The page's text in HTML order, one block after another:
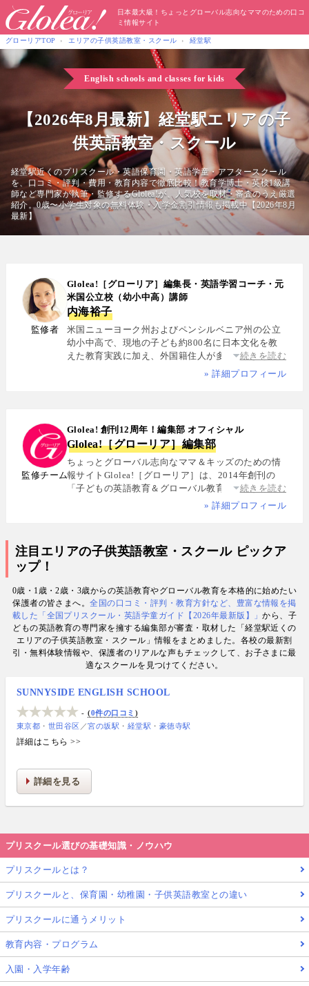
日本最大級！ちょっとグローバル志向なママのための口コ
ミ情報サイト
グローリアTOP エリアの子供英語教室・スクール 経堂駅
English schools and classes for kids
【2026年8月最新】経堂駅エリアの子
供英語教室・スクール
経堂駅近くのプリスクール・英語保育園・英語学童・アフタースクール
を、口コミ・評判・費用・教育内容で徹底比較！教育学博士・英検1級講
師など専門家が執筆・監修するGlolea!が、人気校を取材・審査のうえ厳選
紹介。0歳〜小学生対象の無料体験・入学金割引情報も掲載中【2026年8月
最新】
監修者
Glolea!［グローリア］編集長・英語学習コーチ・元
米国公立校（幼小中高）講師
内海裕子
米国ニューヨーク州およびペンシルベニア州の公立
幼小中高で、現地の子ども約800名に日本文化を教
えた教育実践に加え、外国籍住人が多数を占める多
国籍シェアハウスで約5年間生活し、リアルな多文化
スペイン語・中国語・日本語の4言語を駆使し、世界
中の女性や母親と対話・取材を継続. 親子留学、バイ
リンガル育児、おうち英語、子どもオンライン英会
話に関する実体験に基づく信頼性の高い情報を発信
している. 著書に『子育てツイッター入門』ほか、日
経、AERA、NewsPicksなどでの寄稿・監修実績多数
続きを読む
» 詳細プロフィール
監修チーム
Glolea! 創刊12周年！編集部 オフィシャル
Glolea!［グローリア］編集部
ちょっとグローバル志向なママ＆キッズのための情
報サイトGlolea!［グローリア］は、2014年創刊の
「子どもの英語教育＆グローバル教育」に特化した
専門メディア. 英語にはじめて触れるお子様から帰国
800名にグローバル教育を実践した英語学習コーチ.
で子育て中のワーキングママなど多様な専門家が多
数. 日経・AERA with kids・AERA・NewsPicks等の
情報提供・寄稿・監修実績も豊富な“世界と子どもの
未来をつなぐ情報ハブ”です。
続きを読む
» 詳細プロフィール
注目エリアの子供英語教室・スクール ピックア
ップ！
0歳・1歳・2歳・3歳からの英語教育やグローバル教育を本格的に始めたい
保護者の皆さまへ。全国の口コミ・評判・教育方針など、豊富な情報を掲
載した「全国プリスクール・英語学童ガイド【2026年最新版】」から、子
どもの英語教育の専門家を擁する編集部が審査・取材した「経堂駅近くの
エリアの子供英語教室・スクール」情報をまとめました。各校の最新割
引・無料体験情報や、保護者のリアルな声もチェックして、お子さまに最
適なスクールを見つけてください。
SUNNYSIDE ENGLISH SCHOOL
-
0件の口コミ
東京都
世田谷区 ／宮の坂駅 経堂駅 豪徳寺駅
詳細はこちら >>
詳細を見る
プリスクール選びの基礎知識・ノウハウ
プリスクールとは？
プリスクールと、保育園・幼稚園・子供英語教室との違い
プリスクールに通うメリット
教育内容・プログラム
入園・入学年齢